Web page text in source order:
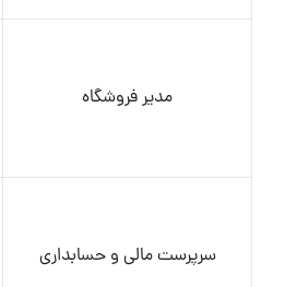
مدیر فروشگاه
سرپرست مالی و حسابداری